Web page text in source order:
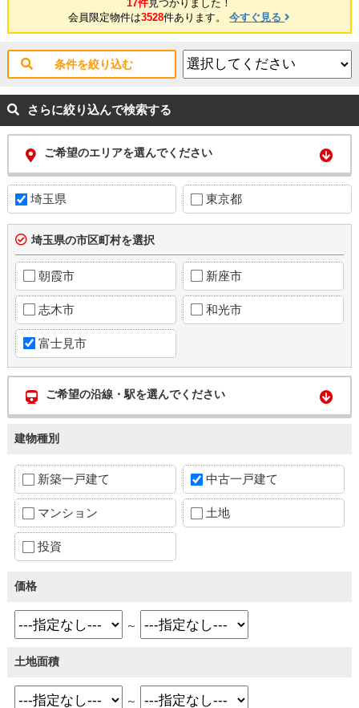
17件見つかりました！
会員限定物件は3528件あります。今すぐ見る
条件を絞り込む
さらに絞り込んで検索する
ご希望のエリアを選んでください
埼玉県 東京都
埼玉県の市区町村を選択
朝霞市 新座市
志木市 和光市
富士見市
ご希望の沿線・駅を選んでください
建物種別
新築一戸建て 中古一戸建て
マンション 土地
投資
価格
～
土地面積
～